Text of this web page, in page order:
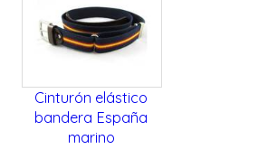
Cinturón elástico
bandera España
marino